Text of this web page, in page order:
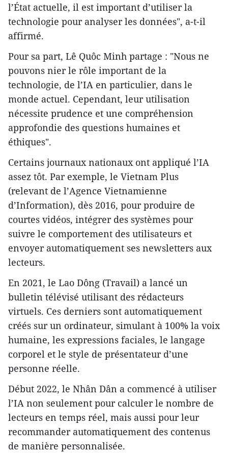
l’État actuelle, il est important d’utiliser la
technologie pour analyser les données", a-t-il
affirmé.
Pour sa part, Lê Quôc Minh partage : "Nous ne
pouvons nier le rôle important de la
technologie, de l’IA en particulier, dans le
monde actuel. Cependant, leur utilisation
nécessite prudence et une compréhension
approfondie des questions humaines et
éthiques".
Certains journaux nationaux ont appliqué l’IA
assez tôt. Par exemple, le Vietnam Plus
(relevant de l’Agence Vietnamienne
d’Information), dès 2016, pour produire de
courtes vidéos, intégrer des systèmes pour
suivre le comportement des utilisateurs et
envoyer automatiquement ses newsletters aux
lecteurs.
En 2021, le Lao Dông (Travail) a lancé un
bulletin télévisé utilisant des rédacteurs
virtuels. Ces derniers sont automatiquement
créés sur un ordinateur, simulant à 100% la voix
humaine, les expressions faciales, le langage
corporel et le style de présentateur d’une
personne réelle.
Début 2022, le Nhân Dân a commencé à utiliser
l’IA non seulement pour calculer le nombre de
lecteurs en temps réel, mais aussi pour leur
recommander automatiquement des contenus
de manière personnalisée.